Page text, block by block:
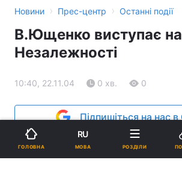
Новини › Прес-центр › Останні події
В.Ющенко виступає
Незалежності
10:40, 22.11.04 0 хв. 0
Підпишіться на нас
ГОЛОВНА
RU
МОВА РОЗДІЛИ